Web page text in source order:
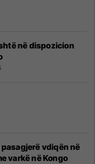
në dispozicion
vdiqën në
varkë në Kongo